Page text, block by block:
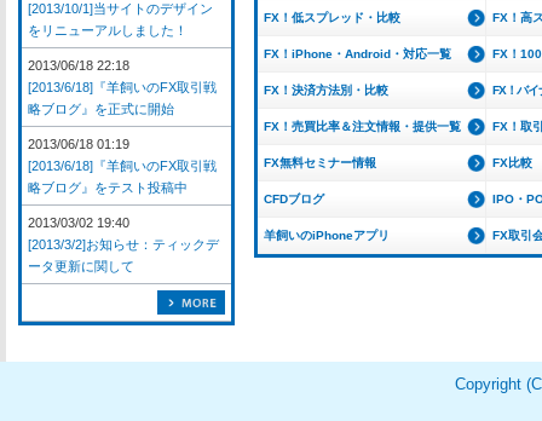
FX！低スプレッド・比較 FX！高
FX！iPhone・Android・対応一覧 FX！
FX！決済方法別・比較 FX！バイ
FX！売買比率＆注文情報・提供一覧 FX！取
FX無料セミナー情報 FX比較
CFDブログ IPO・
羊飼いのiPhoneアプリ FX取引
[2013/10/1]当サイトのデザイン
をリニューアルしました！
2013/06/18 22:18
[2013/6/18]『羊飼いのFX取引戦
略ブログ』を正式に開始
2013/06/18 01:19
[2013/6/18]『羊飼いのFX取引戦
略ブログ』をテスト投稿中
2013/03/02 19:40
[2013/3/2]お知らせ：ティックデ
ータ更新に関して
Copyright